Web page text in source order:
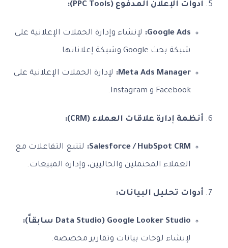
أدوات الإعلان المدفوع (PPC Tools):
Google Ads: لإنشاء وإدارة الحملات الإعلانية على
شبكة بحث Google وشبكة إعلاناتها.
Meta Ads Manager: لإدارة الحملات الإعلانية على
Facebook و Instagram.
أنظمة إدارة علاقات العملاء (CRM):
Salesforce / HubSpot CRM: لتتبع التفاعلات مع
العملاء المحتملين والحاليين، وإدارة المبيعات.
أدوات تحليل البيانات:
Google Looker Studio (Data Studio سابقاً):
لإنشاء لوحات بيانات وتقارير مخصصة.